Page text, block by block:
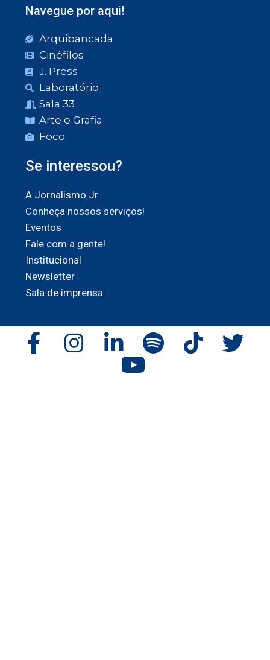
Navegue por aqui!
Arquibancada
Cinéfilos
J. Press
Laboratório
Sala 33
Arte e Grafia
Foco
Se interessou?
A Jornalismo Jr
Conheça nossos serviços!
Eventos
Fale com a gente!
Institucional
Newsletter
Sala de imprensa